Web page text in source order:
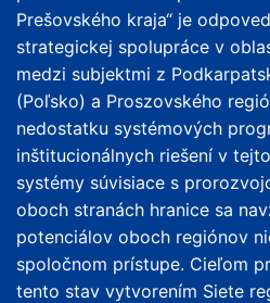
Prešovského kraja“ je
strategickej spolupráce v
medzi subjektmi z
(Poľsko) a Proszovského
nedostatku systémových
inštitucionálnych riešení v
systémy súvisiace s
oboch stranách hranice sa
potenciálov oboch regiónov
spoločnom prístupe. Cieľom
tento stav vytvorením Siete